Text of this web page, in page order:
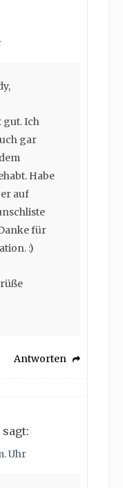
gut. Ich
gar
Habe
auf
für
:)
Antworten
sagt:
Uhr